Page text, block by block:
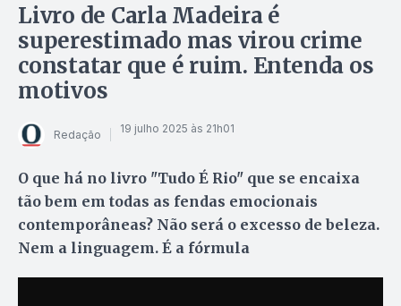
Livro de Carla Madeira é
superestimado mas virou crime
constatar que é ruim. Entenda os
motivos
Redação 19 julho 2025 às 21h01
O que há no livro "Tudo É Rio" que se encaixa
tão bem em todas as fendas emocionais
contemporâneas? Não será o excesso de beleza.
Nem a linguagem. É a fórmula